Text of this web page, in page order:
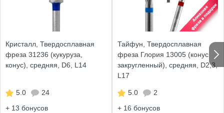
Кристалл, Твердосплавная
фреза 31236 (кукуруза,
конус), средняя, D6, L14
5.0
24
+ 13 бонусов
Тайфун, Твердосплавная
фреза Глория 13005 (конус
закругленный), средняя, D2,3,
L17
5.0
2
+ 16 бонусов